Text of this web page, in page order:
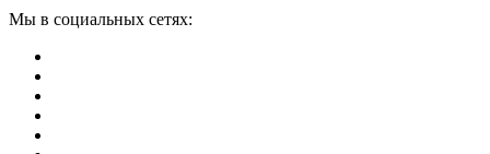
Мы в социальных сетях: